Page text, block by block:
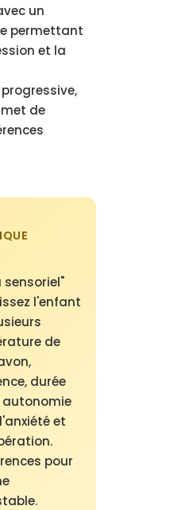
un
permettant
et la
de
sensoriel"
l'enfant
de
durée
et
pour